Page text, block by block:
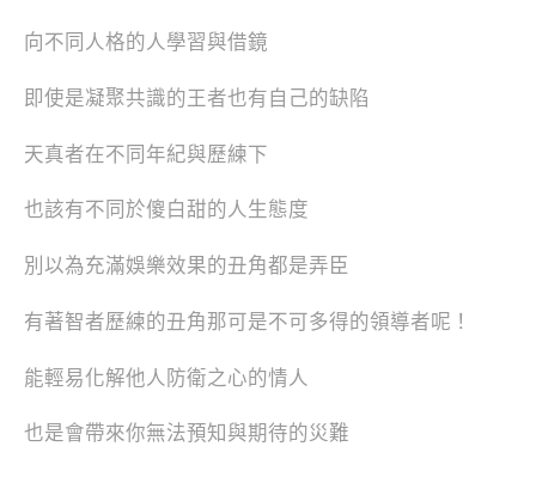
向不同人格的人學習與借鏡
即使是凝聚共識的王者也有自己的缺陷
天真者在不同年紀與歷練下
也該有不同於傻白甜的人生態度
別以為充滿娛樂效果的丑角都是弄臣
有著智者歷練的丑角那可是不可多得的領導者呢！
能輕易化解他人防衛之心的情人
也是會帶來你無法預知與期待的災難